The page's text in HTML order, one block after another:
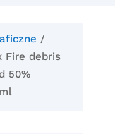
/
Fire debris
50%